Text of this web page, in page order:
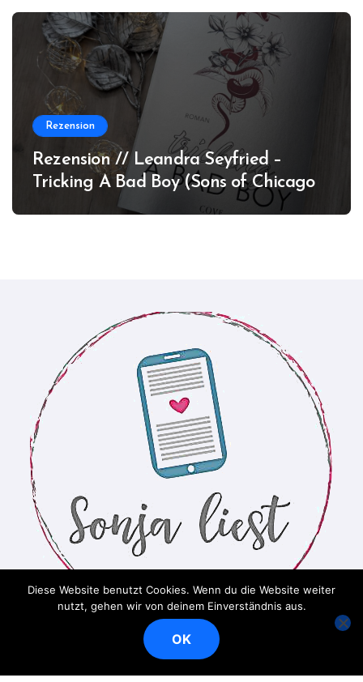
Rezension
Rezension // Leandra Seyfried –
Tricking A Bad Boy (Sons of Chicago
Ein Bücherblog
Diese Website benutzt Cookies. Wenn du die Website weiter
nutzt, gehen wir von deinem Einverständnis aus.
OK